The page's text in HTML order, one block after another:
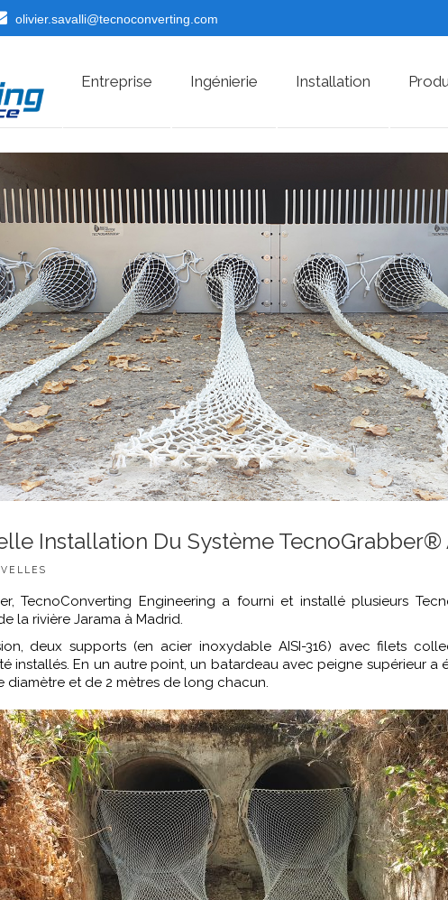
olivier.savalli@tecnoconverting.com
Entreprise Ingénierie Installation
Installation Du Système TecnoGrabber®
TecnoConverting Engineering a fourni et installé plusieurs
la rivière Jarama à Madrid.
deux supports (en acier inoxydable AISI-316) avec filets
installés. En un autre point, un batardeau avec peigne supérieur a
diamètre et de 2 mètres de long chacun.